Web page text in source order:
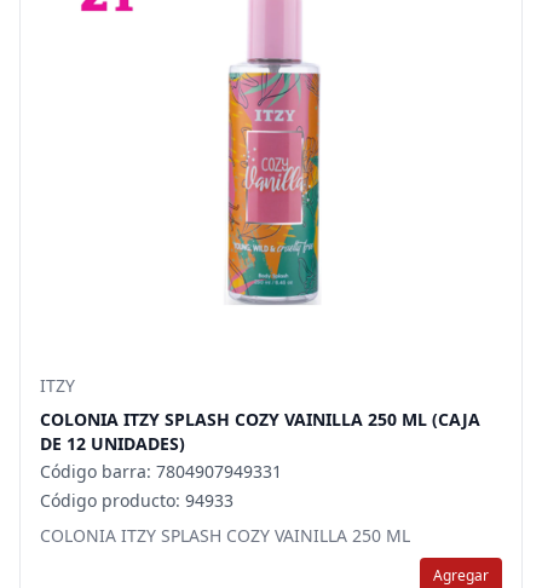
ITZY
COLONIA ITZY SPLASH COZY VAINILLA 250 ML (CAJA
DE 12 UNIDADES)
Código barra: 7804907949331
Código producto: 94933
COLONIA ITZY SPLASH COZY VAINILLA 250 ML
Agregar